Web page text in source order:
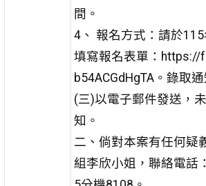
間。
4、 報名方式：請於115
填寫報名表單：https://
b54ACGdHgTA。錄取
(三)以電子郵件發送，
知。
二、倘對本案有任何疑
組李欣小姐，聯絡電話